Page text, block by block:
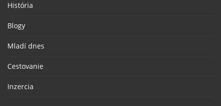
História
Blogy
Mladí dnes
Cestovanie
Inzercia